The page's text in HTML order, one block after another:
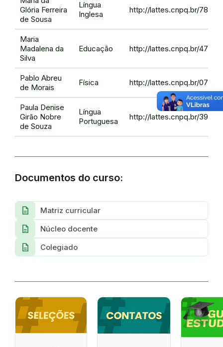
Glória Ferreira
de Sousa
Língua
Inglesa
http://lattes.cnpq.br/
Maria
Madalena da
Silva
Educação http://lattes.cnpq.br/
Pablo Abreu
de Morais
Física http://lattes.cnpq.br/
Paula Denise
Girão Nobre
de Souza
Língua
Portuguesa
http://lattes.cnpq.br/
Documentos do curso:
description Matriz curricular
description Núcleo docente
description Colegiado